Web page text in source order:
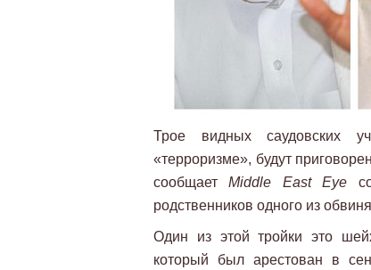
Трое видных саудовских
«терроризме», будут
сообщаетMiddle East Eye
родственников одного из
Один из этой тройки это
который был арестован в